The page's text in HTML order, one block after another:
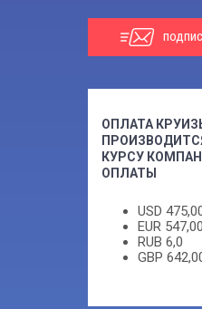
ОПЛАТА
КУРСУ
ОПЛАТЫ
USD
EUR 547,00
RUB 6,0
GBP